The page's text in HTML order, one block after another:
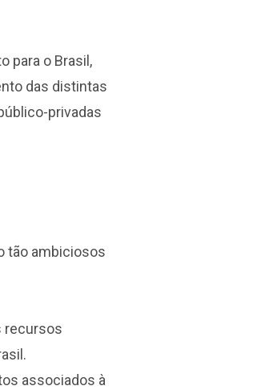
para o Brasil,
das distintas
privadas
tão ambiciosos
recursos
associados à